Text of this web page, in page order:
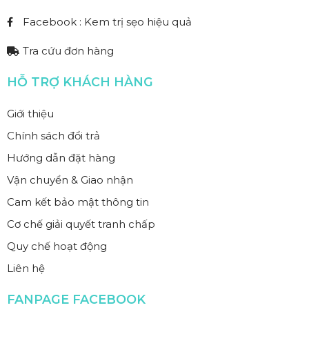
Facebook : Kem trị sẹo hiệu quả
Tra cứu đơn hàng
HỖ TRỢ KHÁCH HÀNG
Giới thiệu
Chính sách đổi trả
Hướng dẫn đặt hàng
Vận chuyển & Giao nhận
Cam kết bảo mật thông tin
Cơ chế giải quyết tranh chấp
Quy chế hoạt động
Liên hệ
FANPAGE FACEBOOK